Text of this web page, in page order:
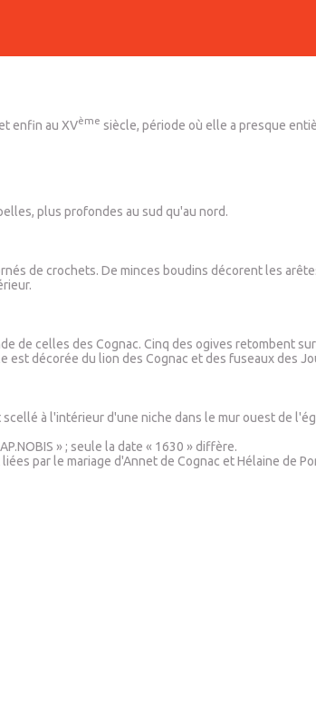
enfin au XVème siècle, période où elle a presque
plus profondes au sud qu'au nord.
de crochets. De minces boudins décorent les
de celles des Cognac. Cinq des ogives retombent
décorée du lion des Cognac et des fuseaux des
à l'intérieur d'une niche dans le mur ouest de
» ; seule la date « 1630 » diffère.
par le mariage d'Annet de Cognac et Hélaine de